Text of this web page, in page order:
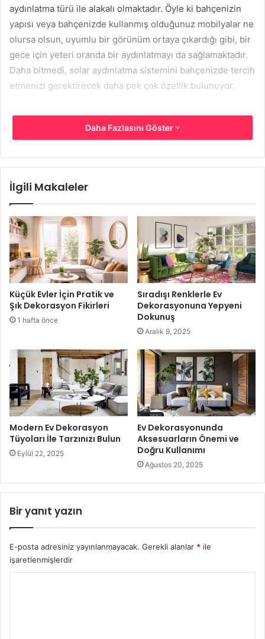
aydınlatma türü ile alakalı olmaktadır. Öyle ki bahçenizin
yapısı veya bahçenizde kullanmış olduğunuz mobilyalar ne
olursa olsun, uyumlu bir görünüm ortaya çıkardığı gibi, bir
gece için yeteri oranda bir aydınlatmayı da sağlamaktadır.
Daha bitmedi, solar aydınlatma sistemini bahçenizde tercih
etmenizi gerektirecek daha pek çok özellik bulunuyor.
Neden solar aydınlatma sistemleri
tercih edilmelidir?
Neden solar aydınlatma sistemleri tercih
cevaplar, yeni bir bahçe aydınlatma sistemi düşünen yada
düşünebilecek kişiler açısından son derece faydalı bir
bilgilendirme olacaktır. O halde solar aydınlatma
sistemlerinin, sunmuş olduğu en önemli özelliklerden
birisi olan, güneş enerjisi ile aydınlatma işlevini yerine
getiriyor olmasına değinelim. Özellikle güneş ışınlarının
enerjiye dönüştürülmesi, sonuç olarak elektrik olarak
kullanımı ülkemizde daha çok Ege ve Akdeniz bölgesinde
yaygın bir tercihtir.
Güneş enerjisi sisteminin tercih edildiğin belli başlı güneş
sistemleri olarak nitelendirilen sistemler vardır ki solar
Daha Fazlasını Göster
İlgili Makaleler
Küçük Evler İçin Pratik ve
Şık Dekorasyon Fikirleri
1 hafta önce
Sıradışı Renklerle Ev
Dekorasyonuna Yepyeni
Dokunuş
Aralık 9, 2025
Modern Ev Dekorasyon
Tüyoları İle Tarzınızı Bulun
Eylül 22, 2025
Ev Dekorasyonunda
Aksesuarların Önemi ve
Doğru Kullanımı
Ağustos 20, 2025
Bir yanıt yazın
E-posta adresiniz yayınlanmayacak. Gerekli alanlar * ile
işaretlenmişlerdir